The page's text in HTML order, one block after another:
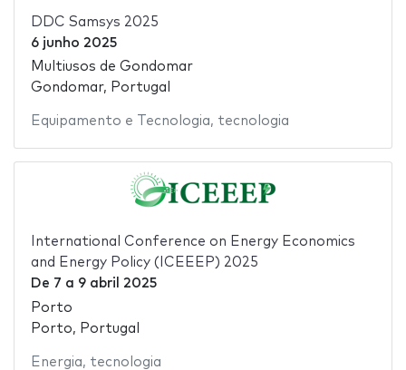
DDC Samsys 2025
6 junho 2025
Multiusos de Gondomar
Gondomar, Portugal
Equipamento e Tecnologia, tecnologia
International Conference on Energy Economics
and Energy Policy (ICEEEP) 2025
De 7 a 9 abril 2025
Porto
Porto, Portugal
Energia, tecnologia